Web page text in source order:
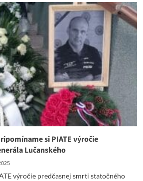
si PIATE výročie
Lučanského
výročie predčasnej smrti statočného